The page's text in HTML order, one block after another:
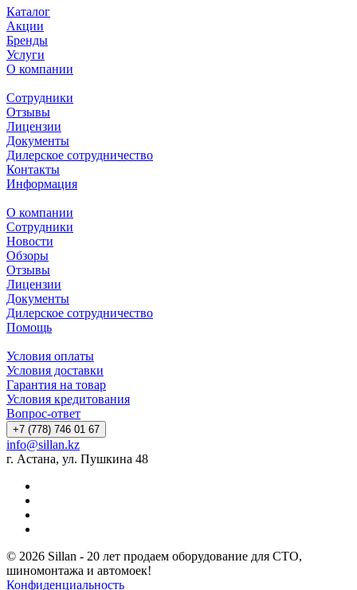
Каталог
Акции
Бренды
Услуги
О компании
Сотрудники
Отзывы
Лицензии
Документы
Дилерское сотрудничество
Контакты
Информация
О компании
Сотрудники
Новости
Обзоры
Отзывы
Лицензии
Документы
Дилерское сотрудничество
Помощь
Условия оплаты
Условия доставки
Гарантия на товар
Условия кредитования
Вопрос-ответ
+7 (778) 746 01 67
info@sillan.kz
г. Астана, ул. Пушкина 48
© 2026 Sillan - 20 лет продаем оборудование для СТО,
шиномонтажа и автомоек!
Конфиденциальность